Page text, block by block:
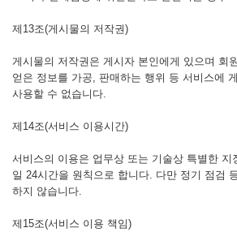
제13조(게시물의 저작권)
게시물의 저작권은 게시자 본인에게 있으며 회
얻은 정보를 가공, 판매하는 행위 등 서비스에
사용할 수 없습니다.
제14조(서비스 이용시간)
서비스의 이용은 업무상 또는 기술상 특별한 지
일 24시간을 원칙으로 합니다. 다만 정기 점검
하지 않습니다.
제15조(서비스 이용 책임)